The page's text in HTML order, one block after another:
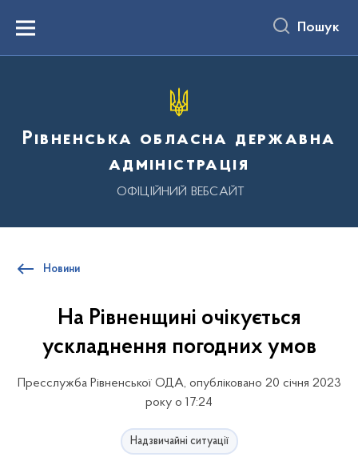
вмістуMenu Пошук
Рівненська обласна державна
адміністрація
ОФІЦІЙНИЙ ВЕБСАЙТ
Новини
На Рівненщині очікується
ускладнення погодних умов
Пресслужба Рівненської ОДА, опубліковано 20 січня 2023
року о 17:24
Надзвичайні ситуації